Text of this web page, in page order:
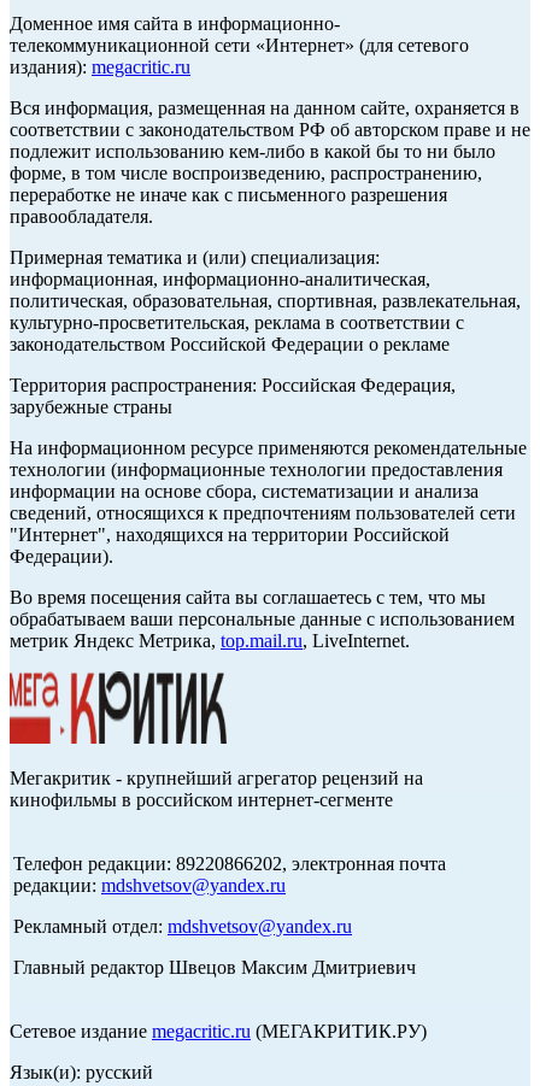
Доменное имя сайта в информационно-
телекоммуникационной сети «Интернет» (для сетевого
издания): megacritic.ru
Вся информация, размещенная на данном сайте, охраняется в
соответствии с законодательством РФ об авторском праве и не
подлежит использованию кем-либо в какой бы то ни было
форме, в том числе воспроизведению, распространению,
переработке не иначе как с письменного разрешения
правообладателя.
Примерная тематика и (или) специализация:
информационная, информационно-аналитическая,
политическая, образовательная, спортивная, развлекательная,
культурно-просветительская, реклама в соответствии с
законодательством Российской Федерации о рекламе
Территория распространения: Российская Федерация,
зарубежные страны
На информационном ресурсе применяются рекомендательные
технологии (информационные технологии предоставления
информации на основе сбора, систематизации и анализа
сведений, относящихся к предпочтениям пользователей сети
"Интернет", находящихся на территории Российской
Федерации).
Во время посещения сайта вы соглашаетесь с тем, что мы
обрабатываем ваши персональные данные с использованием
метрик Яндекс Метрика, top.mail.ru, LiveInternet.
Мегакритик - крупнейший агрегатор рецензий на
кинофильмы в российском интернет-сегменте
Телефон редакции: 89220866202, электронная почта
редакции: mdshvetsov@yandex.ru
Рекламный отдел: mdshvetsov@yandex.ru
Главный редактор Швецов Максим Дмитриевич
Сетевое издание megacritic.ru (МЕГАКРИТИК.РУ)
Язык(и): русский